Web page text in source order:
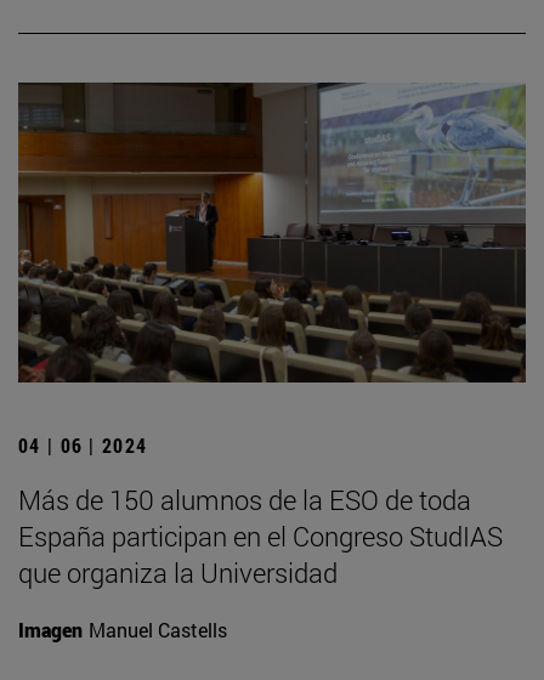
04 | 06 | 2024
Más de 150 alumnos de la ESO de toda
España participan en el Congreso StudIAS
que organiza la Universidad
Imagen Manuel Castells